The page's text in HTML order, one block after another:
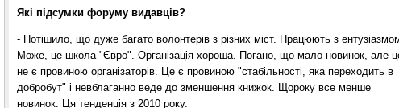
Які підсумки форуму видавців?
- Потішило, що дуже багато волонтерів з різних міст. Працюють з
Може, це школа "Євро". Організація хороша. Погано, що мало новинок, але
не є провиною організаторів. Це є провиною "стабільності, яка переходить в
добробут" і невблаганно веде до зменшення книжок. Щороку все менше
новинок. Ця тенденція з 2010 року.